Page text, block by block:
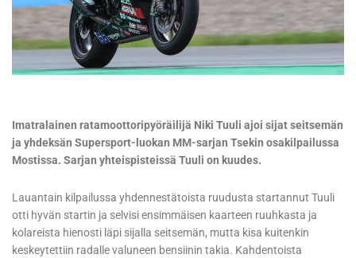
Imatralainen ratamoottoripyöräilijä Niki Tuuli ajoi sijat seitsemän
ja yhdeksän Supersport-luokan MM-sarjan Tsekin osakilpailussa
Mostissa. Sarjan yhteispisteissä Tuuli on kuudes.
Lauantain kilpailussa yhdennestätoista ruudusta startannut Tuuli
otti hyvän startin ja selvisi ensimmäisen kaarteen ruuhkasta ja
kolareista hienosti läpi sijalla seitsemän, mutta kisa kuitenkin
keskeytettiin radalle valuneen bensiinin takia. Kahdentoista